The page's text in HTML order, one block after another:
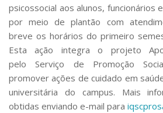
psicossocial aos alunos, funcionários
por meio de plantão com
breve os horários do primeiro
Esta ação integra o projeto
pelo Serviço de Promoção
promover ações de cuidado em
universitária do campus. Mais
obtidas enviando e-mail para